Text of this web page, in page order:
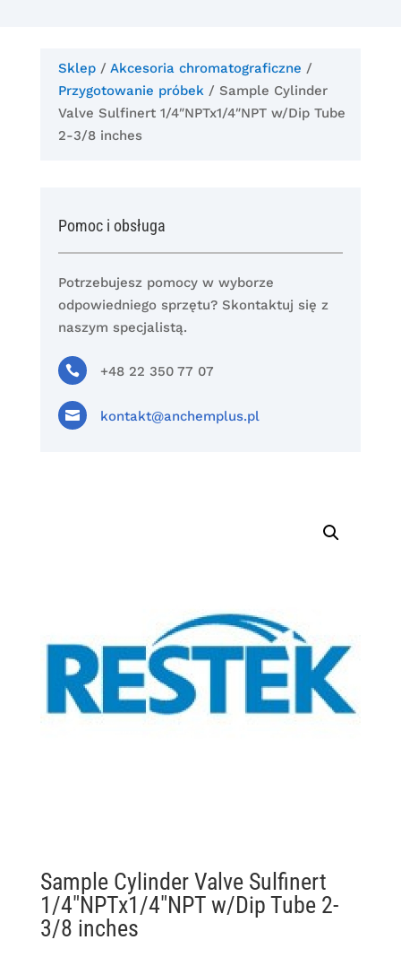
Sklep/ Akcesoria chromatograficzne /
Przygotowanie próbek/ Sample Cylinder
Valve Sulfinert 1/4″NPTx1/4″NPT w/Dip Tube
2-3/8 inches
Pomoc i obsługa
Potrzebujesz pomocy w wyborze
odpowiedniego sprzętu? Skontaktuj się z
naszym specjalistą.
 +48 22 350 77 07
 kontakt@anchemplus.pl
Sample Cylinder Valve Sulfinert
1/4″NPTx1/4″NPT w/Dip Tube 2-
3/8 inches